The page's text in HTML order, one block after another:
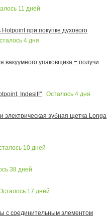
11 дней
при покупке духового
4 дня
вакуумного упаковщика = получи
Indesit!"
Осталось 4 дня
электрическая зубная щетка Longa
10 дней
38 дней
17 дней
с соединительным элементом